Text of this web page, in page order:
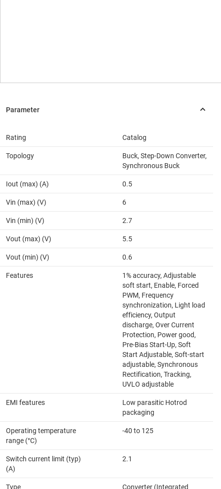
Rating Catalog
Topology
Buck, Step-Down Converter,
Synchronous Buck
Iout (max) (A) 0.5
Vin (max) (V) 6
Vin (min) (V) 2.7
Vout (max) (V) 5.5
Vout (min) (V) 0.6
Features
1% accuracy, Adjustable
soft start, Enable, Forced
PWM, Frequency
synchronization, Light load
efficiency, Output
discharge, Over Current
Protection, Power good,
Pre-Bias Start-Up, Soft
Start Adjustable, Soft-start
adjustable, Synchronous
Rectification, Tracking,
UVLO adjustable
EMI features
Low parasitic Hotrod
packaging
Operating temperature
range (°C)
-40 to 125
Switch current limit (typ)
(A)
2.1
Type
Converter (Integrated